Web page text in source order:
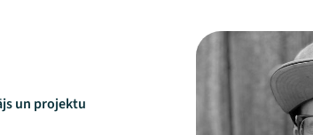
un projektu